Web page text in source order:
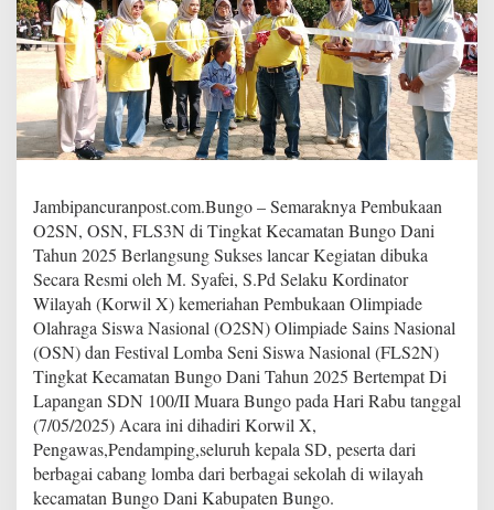
S
N
,
F
L
S
3
N
T
i
n
g
k
a
K
e
c
a
m
a
t
a
n
Jambipancuranpost.com.Bungo – Semaraknya Pembukaan
O2SN, OSN, FLS3N di Tingkat Kecamatan Bungo Dani
Tahun 2025 Berlangsung Sukses lancar Kegiatan dibuka
Secara Resmi oleh M. Syafei, S.Pd Selaku Kordinator
Wilayah (Korwil X) kemeriahan Pembukaan Olimpiade
Olahraga Siswa Nasional (O2SN) Olimpiade Sains Nasional
(OSN) dan Festival Lomba Seni Siswa Nasional (FLS2N)
Tingkat Kecamatan Bungo Dani Tahun 2025 Bertempat Di
Lapangan SDN 100/II Muara Bungo pada Hari Rabu tanggal
(7/05/2025) Acara ini dihadiri Korwil X,
Pengawas,Pendamping,seluruh kepala SD, peserta dari
berbagai cabang lomba dari berbagai sekolah di wilayah
kecamatan Bungo Dani Kabupaten Bungo.